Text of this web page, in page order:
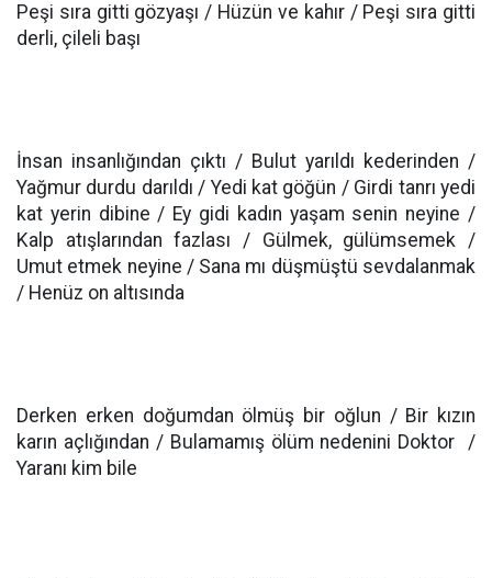
Peşi sıra gitti gözyaşı / Hüzün ve kahır / Peşi sıra gitti
derli, çileli başı
İnsan insanlığından çıktı / Bulut yarıldı kederinden /
Yağmur durdu darıldı / Yedi kat göğün / Girdi tanrı yedi
kat yerin dibine / Ey gidi kadın yaşam senin neyine /
Kalp atışlarından fazlası / Gülmek, gülümsemek /
Umut etmek neyine / Sana mı düşmüştü sevdalanmak
/ Henüz on altısında
Derken erken doğumdan ölmüş bir oğlun / Bir kızın
karın açlığından / Bulamamış ölüm nedenini Doktor /
Yaranı kim bile